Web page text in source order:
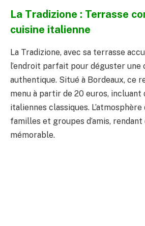
La Tradizione : Terrasse
cuisine italienne
La Tradizione, avec sa terrasse
l’endroit parfait pour déguster une
authentique. Situé à Bordeaux, ce
menu à partir de 20 euros, incluant
italiennes classiques.
familles et groupes d’amis, rendant
mémorable.